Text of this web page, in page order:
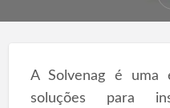
A Solvenag é uma
soluções para